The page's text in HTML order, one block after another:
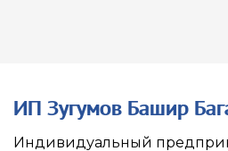
ИП Зугумов Башир
Индивидуальный